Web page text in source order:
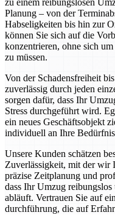
zu einem reibungslosen
Planung – von der
Habseligkeiten bis hin zur
können Sie sich auf die
konzentrieren, ohne sich
zu müssen.
Von der Schadensfreiheit
zuverlässig durch jeden
sorgen dafür, dass Ihr
Stress durchgeführt wird.
ein neues Geschäftsobjekt
individuell an Ihre
Unsere Kunden schätzen
Zuverlässigkeit, mit der wir
präzise Zeitplanung und
dass Ihr Umzug
abläuft. Vertrauen Sie auf
durchführung, die auf